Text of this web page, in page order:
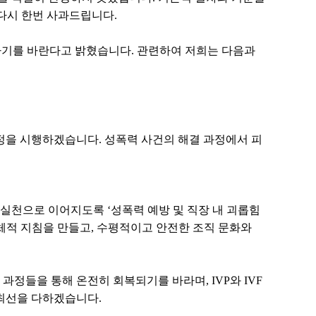
시 한번 사과드립니다.
를 바란다고 밝혔습니다. 관련하여 저희는 다음과
시행하겠습니다. 성폭력 사건의 해결 과정에서 피
천으로 이어지도록 ‘성폭력 예방 및 직장 내 괴롭힘
지침을 만들고, 수평적이고 안전한 조직 문화와
정들을 통해 온전히 회복되기를 바라며, IVP와 IVF
선을 다하겠습니다.